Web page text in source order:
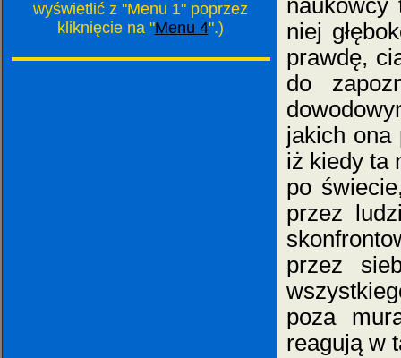
wyświetlić z "Menu 1" poprzez
kliknięcie na "Menu 4".)
niej
prawdę,
do
jakich ona
iż kiedy ta
po
przez
przez
poza
reagują w